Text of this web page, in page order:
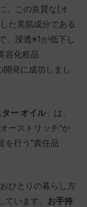
、この良質な[オ
た美肌成分である
、浸透※1が低下し
容化粧品
開発に成功しまし
ー オイル」は、
ーストリッチ”か
を行う“責任品
ひとりの暮らし⽅
います。 お手持